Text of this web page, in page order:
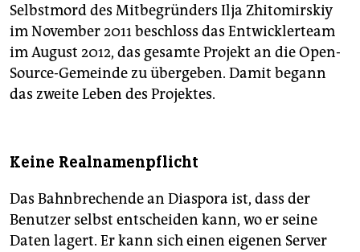
Selbstmord des Mitbegründers Ilja Zhitomirskiy
im November 2011 beschloss das Entwicklerteam
im August 2012, das gesamte Projekt an die Open-
Source-Gemeinde zu übergeben. Damit begann
das zweite Leben des Projektes.
Keine Realnamenpflicht
Das Bahnbrechende an Diaspora ist, dass der
Benutzer selbst entscheiden kann, wo er seine
Daten lagert. Er kann sich einen eigenen Server